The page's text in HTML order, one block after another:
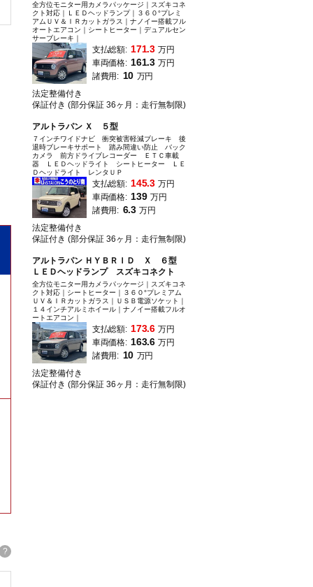
?
全方位モニター用カメラパッケージ｜スズキコネ
クト対応｜ＬＥＤヘッドランプ｜３６０°プレミ
アムＵＶ＆ＩＲカットガラス｜ナノイー搭載フル
オートエアコン｜シートヒーター｜デュアルセン
サーブレーキ｜
支払総額: 171.3 万円
車両価格: 161.3 万円
諸費用: 10 万円
法定整備付き
保証付き (部分保証 36ヶ月：走行無制限)
アルトラパン Ｘ ５型
７インチワイドナビ 衝突被害軽減ブレーキ 後
退時ブレーキサポート 踏み間違い防止 バック
カメラ 前方ドライブレコーダー ＥＴＣ車載
器 ＬＥＤヘッドライト シートヒーター ＬＥ
Ｄヘッドライト レンタＵＰ
支払総額: 145.3 万円
車両価格: 139 万円
諸費用: 6.3 万円
法定整備付き
保証付き (部分保証 36ヶ月：走行無制限)
アルトラパン ＨＹＢＲＩＤ Ｘ ６型
ＬＥＤヘッドランプ スズキコネクト
全方位モニター用カメラパッケージ｜スズキコネ
クト対応｜シートヒーター｜３６０°プレミアム
ＵＶ＆ＩＲカットガラス｜ＵＳＢ電源ソケット｜
１４インチアルミホイール｜ナノイー搭載フルオ
ートエアコン｜
支払総額: 173.6 万円
車両価格: 163.6 万円
諸費用: 10 万円
法定整備付き
保証付き (部分保証 36ヶ月：走行無制限)